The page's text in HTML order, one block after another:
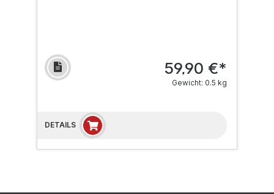
59,90 €*
Gewicht: 0.5 kg
DETAILS